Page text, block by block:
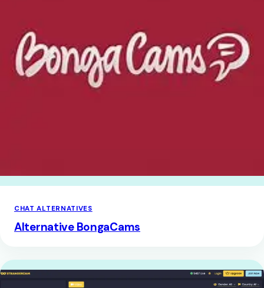
CHAT ALTERNATIVES
Alternative BongaCams